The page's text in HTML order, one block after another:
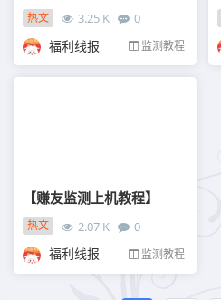
热文 3.25 K
0
01-08
福利线报 监测教程
【赚友监测上机教程】
热文 2.07 K
0
01-08
福利线报 监测教程